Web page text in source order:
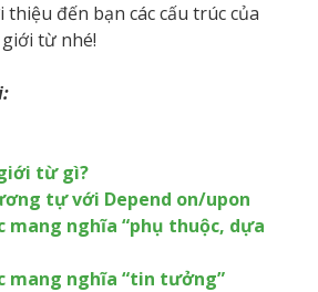
đến bạn các cấu trúc của
từ nhé!
từ gì?
tự với Depend on/upon
mang nghĩa “phụ thuộc, dựa
mang nghĩa “tin tưởng”